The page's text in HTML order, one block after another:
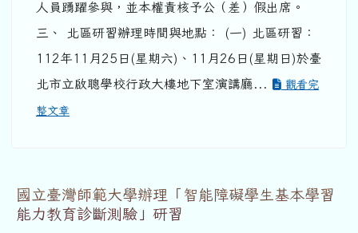
人員踴躍參與，並本權責核予公（差）假出席。
三、 北區研習辦理時間與地點： (一) 北區研習：
112年11月25日(星期六)、11月26日(星期日)於臺
北市立啟聰學校行政大樓地下室演講廳...
觀看完
整文章
國立臺灣師範大學辦理「智能障礙學生基本學習
能力教育診斷測驗」研習